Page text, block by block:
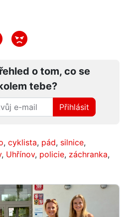
o tom, co se
tebe?
Přihlásit
, cyklista, pád, silnice,
, Uhřínov, policie, záchranka,